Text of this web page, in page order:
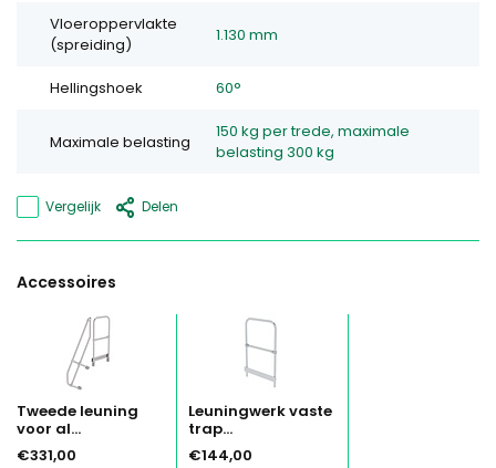
Vloeroppervlakte
(spreiding)
1.130 mm
Hellingshoek 60°
Maximale belasting
150 kg per trede, maximale
belasting 300 kg
Vergelijk Delen
Accessoires
Tweede leuning
voor al...
€331,00
Leuningwerk vaste
trap...
€144,00